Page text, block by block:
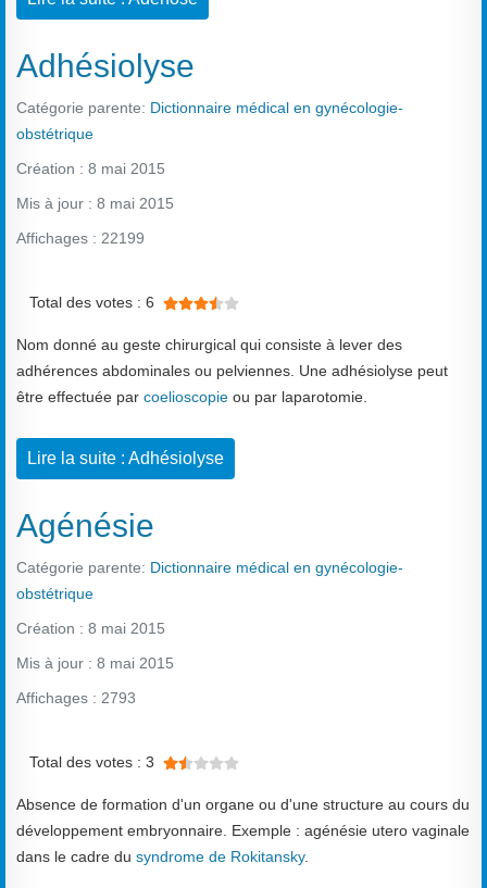
Adhésiolyse
Catégorie parente: Dictionnaire médical en gynécologie-
obstétrique
Création : 8 mai 2015
Mis à jour : 8 mai 2015
Affichages : 22199
Total des votes : 6
Nom donné au geste chirurgical qui consiste à lever des
adhérences abdominales ou pelviennes. Une adhésiolyse peut
être effectuée par coelioscopie ou par laparotomie.
Lire la suite : Adhésiolyse
Agénésie
Catégorie parente: Dictionnaire médical en gynécologie-
obstétrique
Création : 8 mai 2015
Mis à jour : 8 mai 2015
Affichages : 2793
Total des votes : 3
Absence de formation d'un organe ou d'une structure au cours du
développement embryonnaire. Exemple : agénésie utero vaginale
dans le cadre du syndrome de Rokitansky.